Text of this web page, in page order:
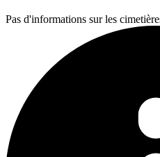
Pas d'informations sur les